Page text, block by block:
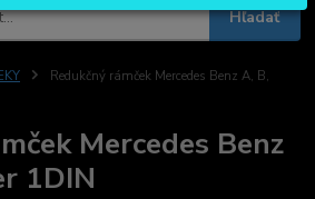
Hľadať
Redukčný rámček Mercedes Benz A, B,
Mercedes Benz
1DIN